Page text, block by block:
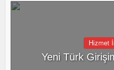
Hizmet
Yeni Türk